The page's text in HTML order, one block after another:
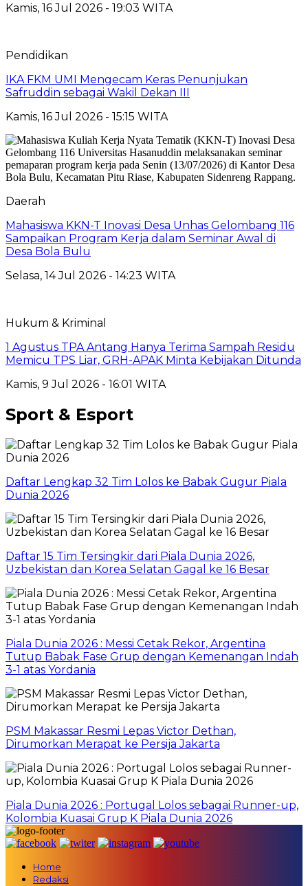
Kamis, 16 Jul 2026 - 19:03 WITA
Pendidikan
IKA FKM UMI Mengecam Keras Penunjukan
Safruddin sebagai Wakil Dekan III
Kamis, 16 Jul 2026 - 15:15 WITA
Daerah
Mahasiswa KKN-T Inovasi Desa Unhas Gelombang 116
Sampaikan Program Kerja dalam Seminar Awal di
Desa Bola Bulu
Selasa, 14 Jul 2026 - 14:23 WITA
Hukum & Kriminal
1 Agustus TPA Antang Hanya Terima Sampah Residu
Memicu TPS Liar, GRH-APAK Minta Kebijakan Ditunda
Kamis, 9 Jul 2026 - 16:01 WITA
Sport & Esport
Daftar Lengkap 32 Tim Lolos ke Babak Gugur Piala
Dunia 2026
Daftar 15 Tim Tersingkir dari Piala Dunia 2026,
Uzbekistan dan Korea Selatan Gagal ke 16 Besar
Piala Dunia 2026 : Messi Cetak Rekor, Argentina
Tutup Babak Fase Grup dengan Kemenangan Indah
3-1 atas Yordania
PSM Makassar Resmi Lepas Victor Dethan,
Dirumorkan Merapat ke Persija Jakarta
Piala Dunia 2026 : Portugal Lolos sebagai Runner-up,
Kolombia Kuasai Grup K Piala Dunia 2026
Home
Redaksi